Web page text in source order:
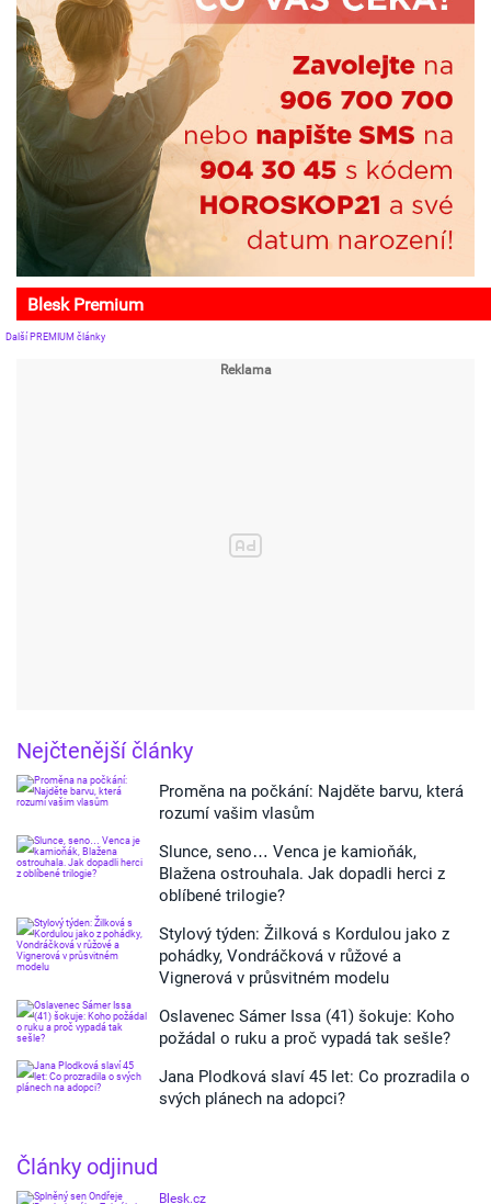
Blesk Premium
Další PREMIUM články
Nejčtenější články
Proměna na počkání: Najděte barvu, která
rozumí vašim vlasům
Slunce, seno… Venca je kamioňák,
Blažena ostrouhala. Jak dopadli herci z
oblíbené trilogie?
Stylový týden: Žilková s Kordulou jako z
pohádky, Vondráčková v růžové a
Vignerová v průsvitném modelu
Oslavenec Sámer Issa (41) šokuje: Koho
požádal o ruku a proč vypadá tak sešle?
Jana Plodková slaví 45 let: Co prozradila o
svých plánech na adopci?
Články odjinud
Blesk.cz